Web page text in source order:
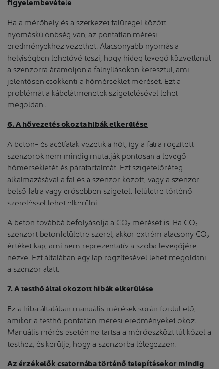
Ha a mérőhely és a szerkezet falüregei között
nyomáskülönbség van, az pontatlan mérési
eredményekhez vezethet. Alacsonyabb nyomás a
helyiségben lehetővé teszi, hogy hideg levegő közvetlenül
a szenzorra áramoljon a falnyílásokon keresztül, ami
jelentősen csökkenti a hőmérséklet mérését. Ezt a
problémát a kábelátmenetek szigetelésével lehet
megoldani.
6. A hővezetés okozta hibák elkerülése
A beton- és acélfalak vezetik a hőt, így a falra rögzített
szenzorok nem mindig mutatják pontosan a levegő
hőmérsékletét és páratartalmát. Ezt szigetelőréteg
alkalmazásával a fal és a szenzor között, vagy a szenzor
belső falra vagy erősebben szigetelt felületre történő
szereléssel lehet elkerülni.
A beton továbbá befolyásolja a CO₂ mérését is. Ha CO₂
szenzort betonfelületre szerel, akkor extrém alacsony CO₂
értéket kap, ami nem reprezentatív a szoba levegőjére
nézve. Ezt általában egy lap rögzítésével lehet megoldani
a szenzor alatt.
7. A testhő által okozott hibák elkerülése
Ez a hiba általában manuális mérések során fordul elő,
amikor a testhő pontatlan mérési eredményeket okoz.
Manuális mérés esetén ne tartsa a mérőeszközt túl közel a
testhez, és kerülje, hogy a szenzorba lélegezzen.
Az érzékelők csatornába történő telepítésekor mindig